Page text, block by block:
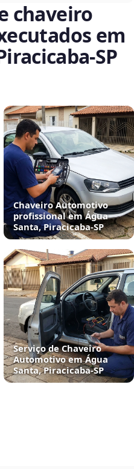
chaveiro
em
Chaveiro Automotivo
profissional em Água
Santa, Piracicaba‑SP
Serviço de Chaveiro
Automotivo em Água
Santa, Piracicaba‑SP